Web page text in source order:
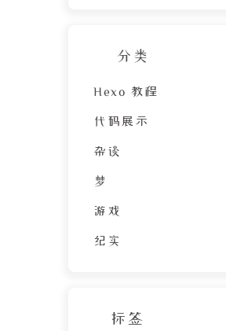
分类
Hexo 教程
代码展示
杂谈
梦
游戏
纪实
标签